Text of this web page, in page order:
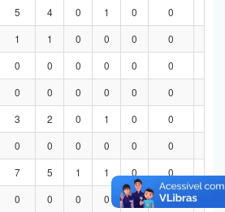
5 4 0 1 0 0
1 1 0 0 0 0
0 0 0 0 0 0
0 0 0 0 0 0
3 2 0 1 0 0
0 0 0 0 0 0
7 5 1 1 0 0
0 0 0 0 0 0